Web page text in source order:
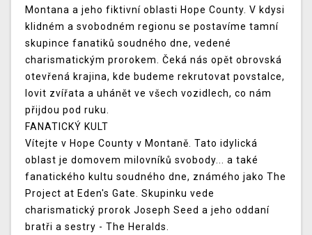
Montana a jeho fiktivní oblasti Hope County. V kdysi
klidném a svobodném regionu se postavíme tamní
skupince fanatiků soudného dne, vedené
charismatickým prorokem. Čeká nás opět obrovská
otevřená krajina, kde budeme rekrutovat povstalce,
lovit zvířata a uhánět ve všech vozidlech, co nám
přijdou pod ruku.
FANATICKÝ KULT
Vítejte v Hope County v Montaně. Tato idylická
oblast je domovem milovníků svobody... a také
fanatického kultu soudného dne, známého jako The
Project at Eden's Gate. Skupinku vede
charismatický prorok Joseph Seed a jeho oddaní
bratři a sestry - The Heralds.